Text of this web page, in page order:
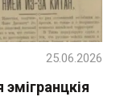
25.06.2026